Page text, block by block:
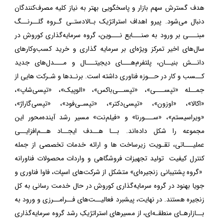
هدف گسترش سهم بازار و پاسخگویی بهتر به نیاز کلیه مصرف‌کنندگان
دنبال می‌شود. پیرو اهداف استراتژیک بـالادستـی گـروه گلــرنــگ
مبنـــی بر ورود به صنـــایع نـــوین، گروه سرمایه‌گذاری کوروش در
سال‌های اخیر تمرکز ویژه‌ای بر سرمایه گذاری و خرید کسب‌وکارهای
دانــش بنیــان، پلتفرم‌هـــای دیجیتـــال و مـــدل‌های جدید
کــسب و کار در حــوزه فناوری داشته است. برنـدها و شـرکت هایی از
جمــله «تپســـی»، «تپســی‌باکس»، «الوپیک»، «تپسی‌شاپ»،
«اکالا»، «اوزون»، «تپسی‌دکتر»، «تپسـی‌فود»، «تپسی‌گاراژ»،
«ویراسیستم»، «ســـورنا» و «فیلم‌نت» مسیر رشد آینده‌محور این
مجموعه را شکل داده‌اند. بــا هــدف ایجــاد هــم‌افزایــی
عملیـــاتی، تقـویت زیرساخت ها و ارائه خدمات تخصصی از جمله
کنترل کیفیت تولید تجهیزات فروشگاهی و واردات محصولات فناورانه
«گروه پشتیبانی زنجیره‌ای» متشکل از شرکت‌های اسپات، فاوا فناوری و
جویا بهنود در گروه سرمایه‌گذاری کوروش در حال خدمت رسانی به کل
زنجیره هستند. در نهایت، پیشبرد فعالیــت‌های فــرامــرزی و ورود به
بــازارهـای منطقـه‌ای، از مسیرهای استراتژیکِ رشد گروه سرمایه‌گذاری